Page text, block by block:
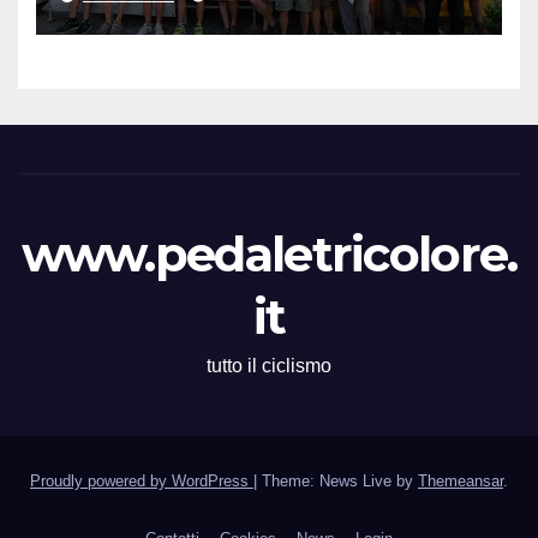
“Elenco Iscritti”
www.pedaletricolore.
it
tutto il ciclismo
Proudly powered by WordPress Theme: News Live by Themeansar.